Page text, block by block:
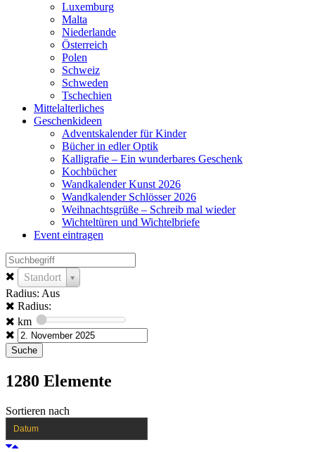
Luxemburg
Malta
Niederlande
Österreich
Polen
Schweiz
Schweden
Tschechien
Mittelalterliches
Geschenkideen
Adventskalender für Kinder
Bücher in edler Optik
Kalligrafie – Ein wunderbares Geschenk
Kochbücher
Wandkalender Kunst 2026
Wandkalender Schlösser 2026
Weihnachtsgrüße – Schreib mal wieder
Wichteltüren und Wichtelbriefe
Event eintragen
Standort
Radius: Aus
Radius:
km
1280 Elemente
Sortieren nach
Datum